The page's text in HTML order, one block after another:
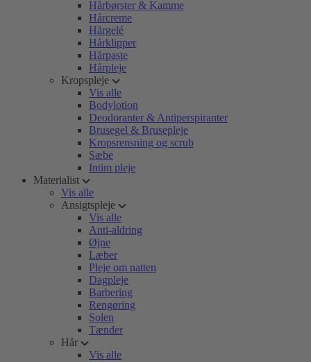
Hårbørster & Kamme
Hårcreme
Hårgelé
Hårklipper
Hårpaste
Hårpleje
Kropspleje
Vis alle
Bodylotion
Deodoranter & Antiperspiranter
Brusegel & Brusepleje
Kropsrensning og scrub
Sæbe
Intim pleje
Materialist
Vis alle
Ansigtspleje
Vis alle
Anti-aldring
Øjne
Læber
Pleje om natten
Dagpleje
Barbering
Rengøring
Solen
Tænder
Hår
Vis alle